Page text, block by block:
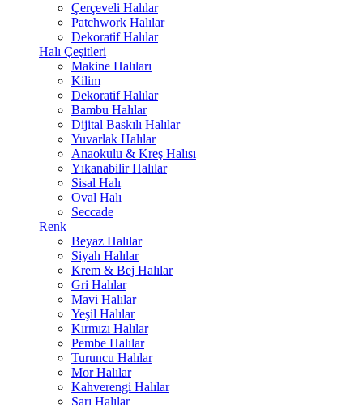
Çerçeveli Halılar
Patchwork Halılar
Dekoratif Halılar
Halı Çeşitleri
Makine Halıları
Kilim
Dekoratif Halılar
Bambu Halılar
Dijital Baskılı Halılar
Yuvarlak Halılar
Anaokulu & Kreş Halısı
Yıkanabilir Halılar
Sisal Halı
Oval Halı
Seccade
Renk
Beyaz Halılar
Siyah Halılar
Krem & Bej Halılar
Gri Halılar
Mavi Halılar
Yeşil Halılar
Kırmızı Halılar
Pembe Halılar
Turuncu Halılar
Mor Halılar
Kahverengi Halılar
Sarı Halılar